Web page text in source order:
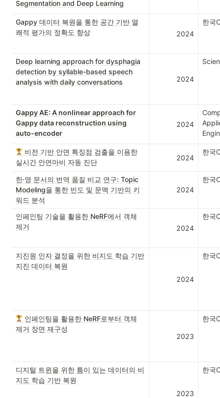
Segmentation and Deep Learning
Gappy 데이터 복원을 통한 공간 기반 열
쾌적 평가의 정확도 향상
2024
한국
Deep learning approach for dysphagia
detection by syllable-based speech
analysis with daily conversations
2024
Gappy AE: A nonlinear approach for
Gappy data reconstruction using
auto-encoder
2024
비전 기반 안면 특징점 검출을 이용한
실시간 안면마비 자동 진단
2024
한국
한·영 문서의 번역 품질 비교 연구: Topic
Modeling을 통한 빈도 및 문맥 기반의 키
워드 분석
2024
한국
인페인팅 기술을 활용한 NeRF에서 객체
제거
2024
한국
지진원 인자 결정을 위한 비지도 학습 기반
지진 데이터 복원
2024
한국
인페인팅을 활용한 NeRF로부터 객체
제거 장면 재구성
2023
한국
디지털 트윈을 위한 틈이 있는 데이터의 비
지도 학습 기반 복원
2023
한국